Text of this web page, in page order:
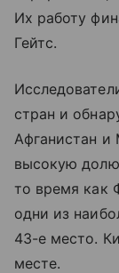
Их работу
Гейтс.
стран и
Афганистан
высокую
то время как
одни из
43-е место.
месте.